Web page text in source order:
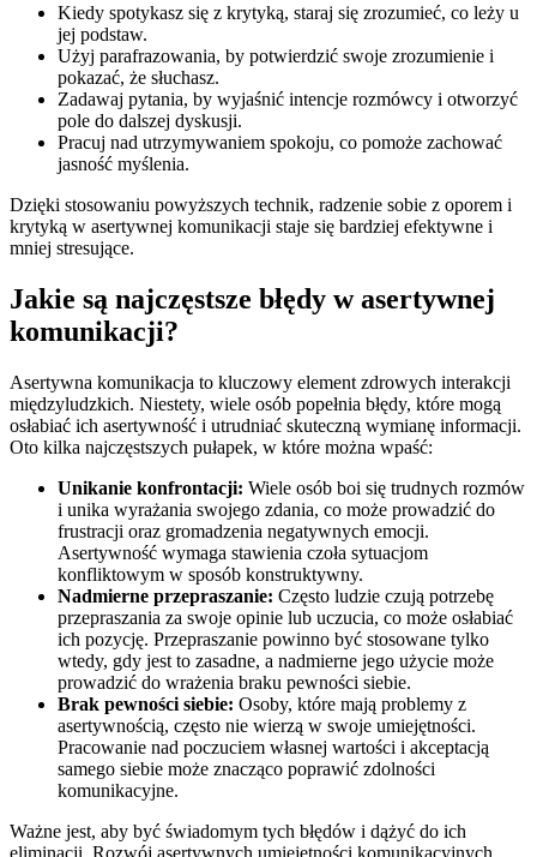
Kiedy spotykasz się z krytyką, staraj się zrozumieć, co leży u
jej podstaw.
Użyj parafrazowania, by potwierdzić swoje zrozumienie i
pokazać, że słuchasz.
Zadawaj pytania, by wyjaśnić intencje rozmówcy i otworzyć
pole do dalszej dyskusji.
Pracuj nad utrzymywaniem spokoju, co pomoże zachować
jasność myślenia.
Dzięki stosowaniu powyższych technik, radzenie sobie z oporem i
krytyką w asertywnej komunikacji staje się bardziej efektywne i
mniej stresujące.
Jakie są najczęstsze błędy w asertywnej
komunikacji?
Asertywna komunikacja to kluczowy element zdrowych interakcji
międzyludzkich. Niestety, wiele osób popełnia błędy, które mogą
osłabiać ich asertywność i utrudniać skuteczną wymianę informacji.
Oto kilka najczęstszych pułapek, w które można wpaść:
Unikanie konfrontacji: Wiele osób boi się trudnych rozmów
i unika wyrażania swojego zdania, co może prowadzić do
frustracji oraz gromadzenia negatywnych emocji.
Asertywność wymaga stawienia czoła sytuacjom
konfliktowym w sposób konstruktywny.
Nadmierne przepraszanie: Często ludzie czują potrzebę
przepraszania za swoje opinie lub uczucia, co może osłabiać
ich pozycję. Przepraszanie powinno być stosowane tylko
wtedy, gdy jest to zasadne, a nadmierne jego użycie może
prowadzić do wrażenia braku pewności siebie.
Brak pewności siebie: Osoby, które mają problemy z
asertywnością, często nie wierzą w swoje umiejętności.
Pracowanie nad poczuciem własnej wartości i akceptacją
samego siebie może znacząco poprawić zdolności
komunikacyjne.
Ważne jest, aby być świadomym tych błędów i dążyć do ich
eliminacji. Rozwój asertywnych umiejętności komunikacyjnych